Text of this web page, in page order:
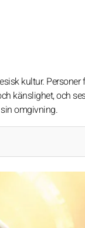
kultur.
känslighet, och
omgivning.